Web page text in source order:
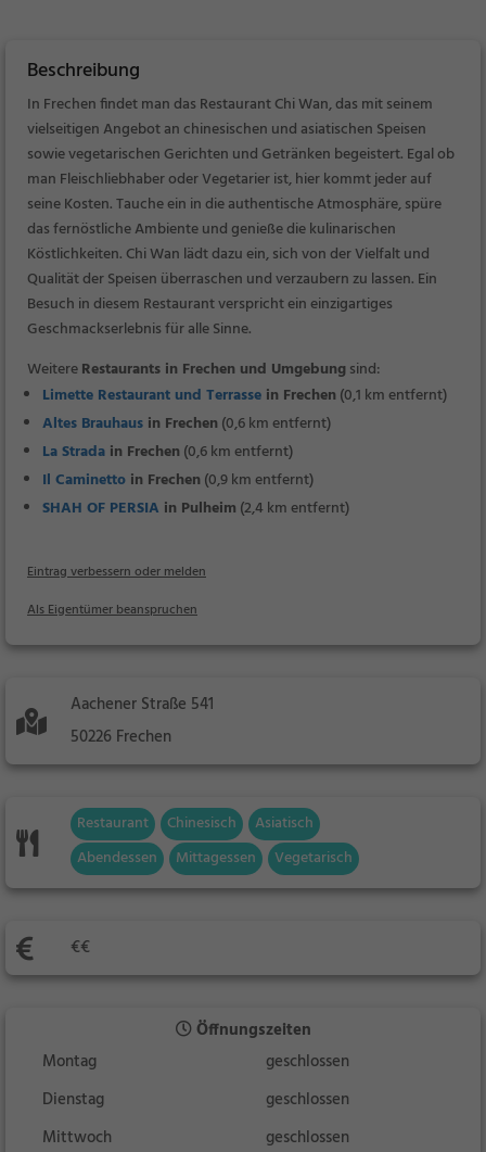
Beschreibung
In Frechen findet man das Restaurant Chi Wan, das mit seinem
vielseitigen Angebot an chinesischen und asiatischen Speisen
sowie vegetarischen Gerichten und Getränken begeistert. Egal ob
man Fleischliebhaber oder Vegetarier ist, hier kommt jeder auf
seine Kosten. Tauche ein in die authentische Atmosphäre, spüre
das fernöstliche Ambiente und genieße die kulinarischen
Köstlichkeiten. Chi Wan lädt dazu ein, sich von der Vielfalt und
Qualität der Speisen überraschen und verzaubern zu lassen. Ein
Besuch in diesem Restaurant verspricht ein einzigartiges
Geschmackserlebnis für alle Sinne.
WeitereRestaurants in Frechen und Umgebungsind:
Limette Restaurant und Terrasse in Frechen (0,1 km entfernt)
Altes Brauhaus in Frechen (0,6 km entfernt)
La Strada in Frechen (0,6 km entfernt)
Il Caminetto in Frechen (0,9 km entfernt)
SHAH OF PERSIA in Pulheim (2,4 km entfernt)
Eintrag verbessern oder melden
Als Eigentümer beanspruchen
Aachener Straße 541
50226 Frechen
Restaurant Chinesisch
Asiatisch
Abendessen
Mittagessen Vegetarisch
€€
Öffnungszeiten
Montag
geschlossen
Dienstag
geschlossen
Mittwoch
geschlossen